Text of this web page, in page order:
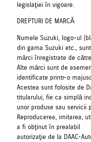
legislaţiei în vigoare.
DREPTURI DE MARCĂ
Numele Suzuki, logo-ul
din gama Suzuki etc., sunt
mărci înregistrate de
Alte mărci sunt de
identificate printr-o
Acestea sunt folosite de
titularului, fie ca simplă
unor produse sau servicii
Reproducerea, imitarea,
a fi obţinut în prealabil
autorizaţie de la DAAC-